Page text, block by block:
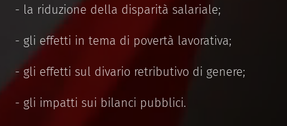
- la riduzione della disparità salariale;
- gli effetti in tema di povertà lavorativa;
- gli effetti sul divario retributivo di genere;
- gli impatti sui bilanci pubblici.